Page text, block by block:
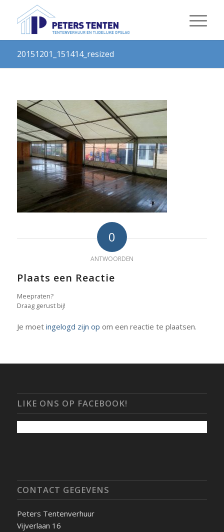
20151201_151414_resized
0
ANTWOORDEN
Plaats een Reactie
Meepraten?
Draag gerust bij!
Je moet ingelogd zijn op om een reactie te plaatsen.
LIKE ONS OP FACEBOOK!
CONTACT GEGEVENS
Peters Tentenverhuur
Vijverlaan 16